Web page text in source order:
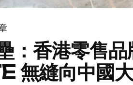
：香港零售
無縫向中國